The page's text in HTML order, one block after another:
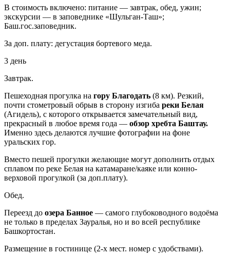
В стоимость включено: питание — завтрак, обед, ужин;
экскурсии — в заповеднике «Шульган-Таш»;
Баш.гос.заповедник.
За доп. плату: дегустация бортевого меда.
3 день
Завтрак.
Пешеходная прогулка на гору Благодать (8 км). Резкий,
почти стометровый обрыв в сторону изгиба реки Белая
(Агидель), с которого открывается замечательный вид,
прекрасный в любое время года — обзор хребта Баштау.
Именно здесь делаются лучшие фотографии на фоне
уральских гор.
Вместо пешей прогулки желающие могут дополнить отдых
сплавом по реке Белая на катамаране/каяке или конно-
верховой прогулкой (за доп.плату).
Обед.
Переезд до озера Банное — самого глубоководного водоёма
не только в пределах Зауралья, но и во всей республике
Башкортостан.
Размещение в гостинице (2-х мест. номер с удобствами).